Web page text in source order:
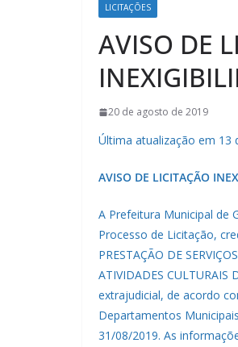
LICITAÇÕES
AVISO DE
20 de agosto de 2019
Última atualização em 13
AVISO DE LICITAÇÃO
A Prefeitura Municipal de
Processo de Licitação,
PRESTAÇÃO DE
ATIVIDADES
extrajudicial, de acordo
Departamentos
31/08/2019. As